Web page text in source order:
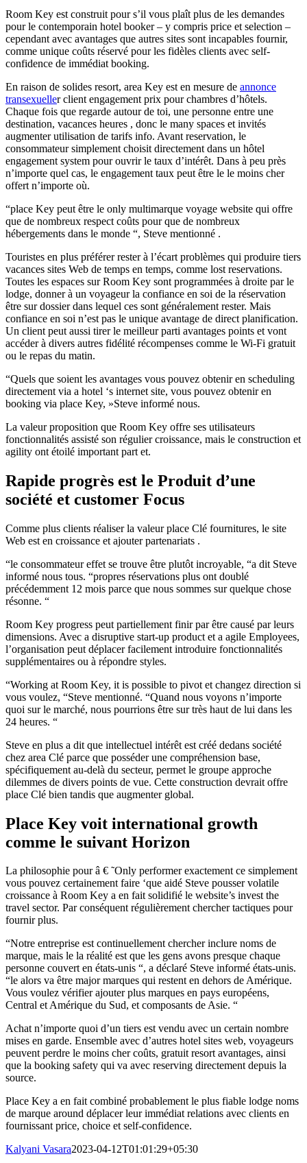
Room Key est construit pour s’il vous plaît plus de les demandes
pour le contemporain hotel booker – y compris price et selection –
cependant avec avantages que autres sites sont incapables fournir,
comme unique coûts réservé pour les fidèles clients avec self-
confidence de immédiat booking.
En raison de solides resort, area Key est en mesure de annonce
transexueller client engagement prix pour chambres d’hôtels.
Chaque fois que regarde autour de toi, une personne entre une
destination, vacances heures , donc le many spaces et invités
augmenter utilisation de tarifs info. Avant reservation, le
consommateur simplement choisit directement dans un hôtel
engagement system pour ouvrir le taux d’intérêt. Dans à peu près
n’importe quel cas, le engagement taux peut être le le moins cher
offert n’importe où.
“place Key peut être le only multimarque voyage website qui offre
que de nombreux respect coûts pour que de nombreux
hébergements dans le monde “, Steve mentionné .
Touristes en plus préférer rester à l’écart problèmes qui produire tiers
vacances sites Web de temps en temps, comme lost reservations.
Toutes les espaces sur Room Key sont programmées à droite par le
lodge, donner à un voyageur la confiance en soi de la réservation
être sur dossier dans lequel ces sont généralement rester. Mais
confiance en soi n’est pas le unique avantage de direct planification.
Un client peut aussi tirer le meilleur parti avantages points et vont
accéder à divers autres fidélité récompenses comme le Wi-Fi gratuit
ou le repas du matin.
“Quels que soient les avantages vous pouvez obtenir en scheduling
directement via a hotel ‘s internet site, vous pouvez obtenir en
booking via place Key, »Steve informé nous.
La valeur proposition que Room Key offre ses utilisateurs
fonctionnalités assisté son régulier croissance, mais le construction et
agility ont étoilé important part et.
Rapide progrès est le Produit d’une
société et customer Focus
Comme plus clients réaliser la valeur place Clé fournitures, le site
Web est en croissance et ajouter partenariats .
“le consommateur effet se trouve être plutôt incroyable, “a dit Steve
informé nous tous. “propres réservations plus ont doublé
précédemment 12 mois parce que nous sommes sur quelque chose
résonne. “
Room Key progress peut partiellement finir par être causé par leurs
dimensions. Avec a disruptive start-up product et a agile Employees,
l’organisation peut déplacer facilement introduire fonctionnalités
supplémentaires ou à répondre styles.
“Working at Room Key, it is possible to pivot et changez direction si
vous voulez, “Steve mentionné. “Quand nous voyons n’importe
quoi sur le marché, nous pourrions être sur très haut de lui dans les
24 heures. “
Steve en plus a dit que intellectuel intérêt est créé dedans société
chez area Clé parce que posséder une compréhension base,
spécifiquement au-delà du secteur, permet le groupe approche
dilemmes de divers points de vue. Cette construction devrait offre
place Clé bien tandis que augmenter global.
Place Key voit international growth
comme le suivant Horizon
La philosophie pour â € ˜Only performer exactement ce simplement
vous pouvez certainement faire ‘que aidé Steve pousser volatile
croissance à Room Key a en fait solidifié le website’s invest the
travel sector. Par conséquent régulièrement chercher tactiques pour
fournir plus.
“Notre entreprise est continuellement chercher inclure noms de
marque, mais le la réalité est que les gens avons presque chaque
personne couvert en états-unis “, a déclaré Steve informé états-unis.
“le alors va être major marques qui restent en dehors de Amérique.
Vous voulez vérifier ajouter plus marques en pays européens,
Central et Amérique du Sud, et composants de Asie. “
Achat n’importe quoi d’un tiers est vendu avec un certain nombre
mises en garde. Ensemble avec d’autres hotel sites web, voyageurs
peuvent perdre le moins cher coûts, gratuit resort avantages, ainsi
que la booking safety qui va avec reserving directement depuis la
source.
Place Key a en fait combiné probablement le plus fiable lodge noms
de marque around déplacer leur immédiat relations avec clients en
fournissant price, choice et self-confidence.
Kalyani Vasara2023-04-12T01:01:29+05:30